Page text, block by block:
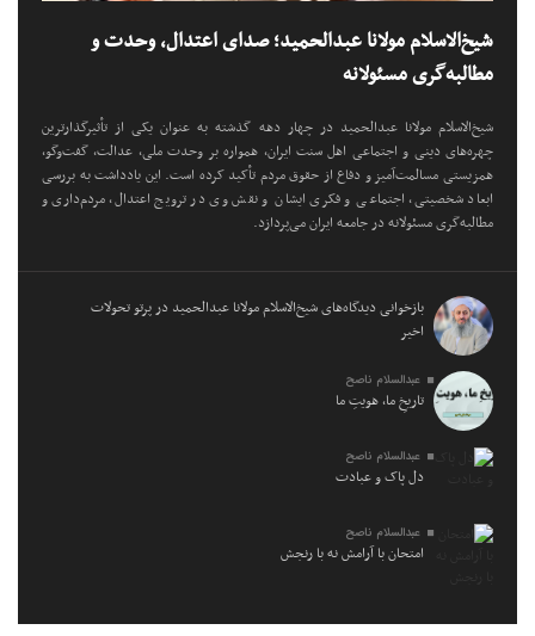
شیخ‌الاسلام مولانا عبدالحمید؛ صدای اعتدال، وحدت و
مطالبه‌گری مسئولانه
شیخ‌الاسلام مولانا عبدالحمید در چهار دهه گذشته به عنوان یکی از تأثیرگذارترین
چهره‌های دینی و اجتماعی اهل سنت ایران، همواره بر وحدت ملی، عدالت، گفت‌وگو،
همزیستی مسالمت‌آمیز و دفاع از حقوق مردم تأکید کرده است. این یادداشت به بررسی
ابعاد شخصیتی، اجتماعی و فکری ایشان و نقش وی در ترویج اعتدال، مردم‌داری و
مطالبه‌گری مسئولانه در جامعه ایران می‌پردازد.
بازخوانی دیدگاه‌های شیخ‌الاسلام مولانا عبدالحمید در پرتو تحولات
اخیر
عبدالسلام ناصح
تاریخِ ما، هویتِ ما
عبدالسلام ناصح
دل پاک و عبادت
عبدالسلام ناصح
امتحان با آرامش نه با رنجش